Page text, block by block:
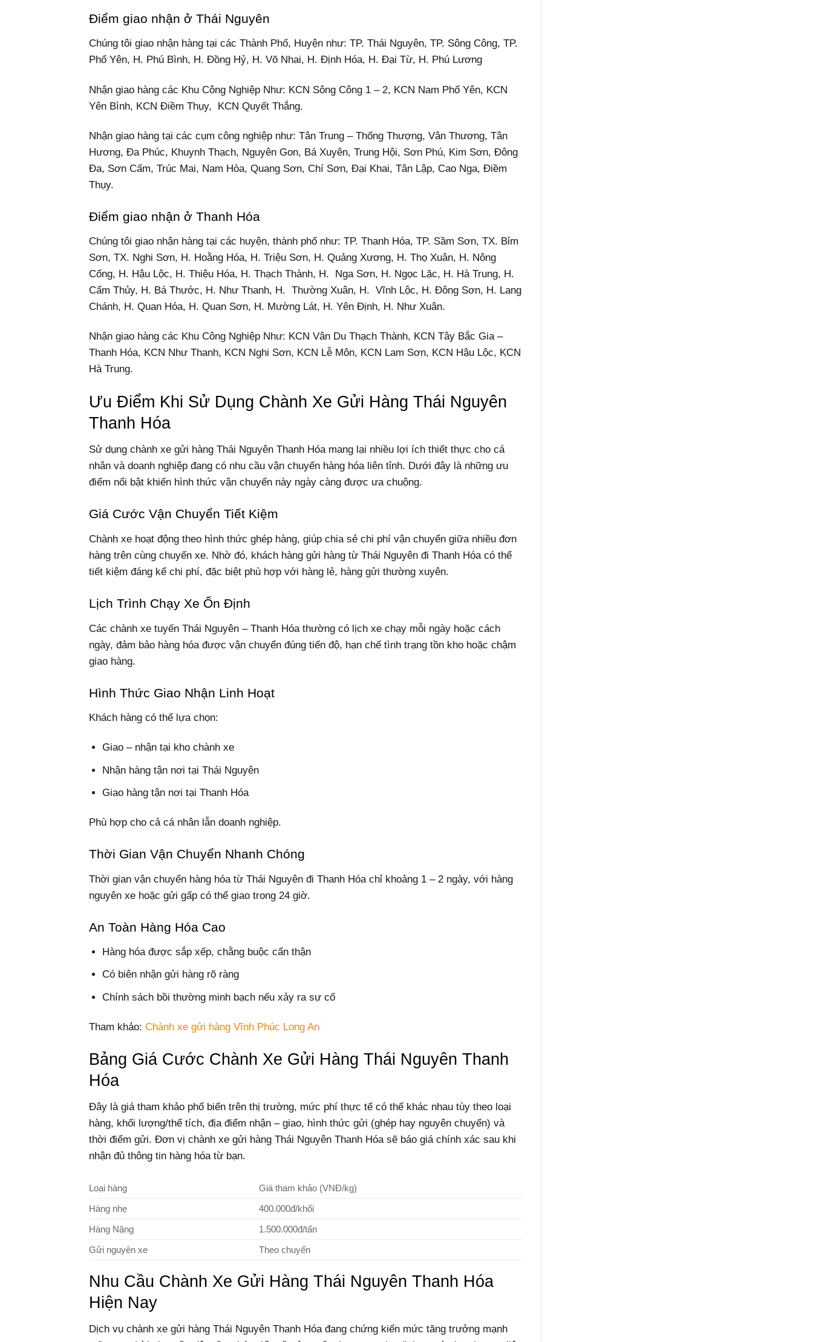
Điểm giao nhận ở Thái Nguyên
Chúng tôi giao nhận hàng tại các Thành Phố, Huyện như: TP. Thái Nguyên, TP. Sông Công, TP.
Phổ Yên, H. Phú Bình, H. Đồng Hỷ, H. Võ Nhai, H. Định Hóa, H. Đại Từ, H. Phú Lương
Nhận giao hàng các Khu Công Nghiệp Như: KCN Sông Công 1 – 2, KCN Nam Phổ Yên, KCN
Yên Bình, KCN Điềm Thụy, KCN Quyết Thắng.
Nhận giao hàng tại các cụm công nghiệp như: Tân Trung – Thống Thượng, Vân Thương, Tân
Hương, Đa Phúc, Khuynh Thạch, Nguyên Gon, Bá Xuyên, Trung Hội, Sơn Phú, Kim Sơn, Đông
Đa, Sơn Cấm, Trúc Mai, Nam Hòa, Quang Sơn, Chí Sơn, Đại Khai, Tân Lập, Cao Nga, Điềm
Thụy.
Điểm giao nhận ở Thanh Hóa
Chúng tôi giao nhận hàng tại các huyện, thành phố như: TP. Thanh Hóa, TP. Sầm Sơn, TX. Bỉm
Sơn, TX. Nghi Sơn, H. Hoằng Hóa, H. Triệu Sơn, H. Quảng Xương, H. Thọ Xuân, H. Nông
Cống, H. Hậu Lộc, H. Thiệu Hóa, H. Thạch Thành, H. Nga Sơn, H. Ngọc Lặc, H. Hà Trung, H.
Cẩm Thủy, H. Bá Thước, H. Như Thanh, H. Thường Xuân, H. Vĩnh Lộc, H. Đông Sơn, H. Lang
Chánh, H. Quan Hóa, H. Quan Sơn, H. Mường Lát, H. Yên Định, H. Như Xuân.
Nhận giao hàng các Khu Công Nghiệp Như: KCN Vân Du Thạch Thành, KCN Tây Bắc Gia –
Thanh Hóa, KCN Như Thanh, KCN Nghi Sơn, KCN Lễ Môn, KCN Lam Sơn, KCN Hậu Lộc, KCN
Hà Trung.
Ưu Điểm Khi Sử Dụng Chành Xe Gửi Hàng Thái Nguyên
Thanh Hóa
Sử dụng chành xe gửi hàng Thái Nguyên Thanh Hóa mang lại nhiều lợi ích thiết thực cho cá
nhân và doanh nghiệp đang có nhu cầu vận chuyển hàng hóa liên tỉnh. Dưới đây là những ưu
điểm nổi bật khiến hình thức vận chuyển này ngày càng được ưa chuộng.
Giá Cước Vận Chuyển Tiết Kiệm
Chành xe hoạt động theo hình thức ghép hàng, giúp chia sẻ chi phí vận chuyển giữa nhiều đơn
hàng trên cùng chuyến xe. Nhờ đó, khách hàng gửi hàng từ Thái Nguyên đi Thanh Hóa có thể
tiết kiệm đáng kể chi phí, đặc biệt phù hợp với hàng lẻ, hàng gửi thường xuyên.
Lịch Trình Chạy Xe Ổn Định
Các chành xe tuyến Thái Nguyên – Thanh Hóa thường có lịch xe chạy mỗi ngày hoặc cách
ngày, đảm bảo hàng hóa được vận chuyển đúng tiến độ, hạn chế tình trạng tồn kho hoặc chậm
giao hàng.
Hình Thức Giao Nhận Linh Hoạt
Khách hàng có thể lựa chọn:
Giao – nhận tại kho chành xe
Nhận hàng tận nơi tại Thái Nguyên
Giao hàng tận nơi tại Thanh Hóa
Phù hợp cho cả cá nhân lẫn doanh nghiệp.
Thời Gian Vận Chuyển Nhanh Chóng
Thời gian vận chuyển hàng hóa từ Thái Nguyên đi Thanh Hóa chỉ khoảng 1 – 2 ngày, với hàng
nguyên xe hoặc gửi gấp có thể giao trong 24 giờ.
An Toàn Hàng Hóa Cao
Hàng hóa được sắp xếp, chằng buộc cẩn thận
Có biên nhận gửi hàng rõ ràng
Chính sách bồi thường minh bạch nếu xảy ra sự cố
Tham khảo: Chành xe gửi hàng Vĩnh Phúc Long An
Bảng Giá Cước Chành Xe Gửi Hàng Thái Nguyên Thanh
Hóa
Đây là giá tham khảo phổ biến trên thị trường, mức phí thực tế có thể khác nhau tùy theo loại
hàng, khối lượng/thể tích, địa điểm nhận – giao, hình thức gửi (ghép hay nguyên chuyến) và
thời điểm gửi. Đơn vị chành xe gửi hàng Thái Nguyên Thanh Hóa sẽ báo giá chính xác sau khi
nhận đủ thông tin hàng hóa từ bạn.
Loại hàng
Giá tham khảo (VNĐ/kg)
Hàng nhẹ
400.000đ/khối
Hàng Nặng
1.500.000đ/tấn
Gửi nguyên xe
Theo chuyến
Nhu Cầu Chành Xe Gửi Hàng Thái Nguyên Thanh Hóa
Hiện Nay
Dịch vụ chành xe gửi hàng Thái Nguyên Thanh Hóa đang chứng kiến mức tăng trưởng mạnh